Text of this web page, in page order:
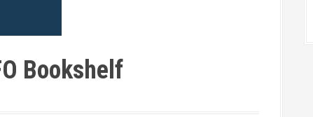
Bookshelf